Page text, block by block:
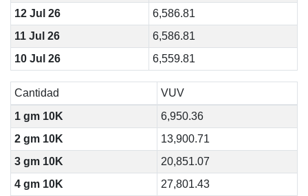
12 Jul 26
6,586.81
11 Jul 26
6,586.81
10 Jul 26
6,559.81
Cantidad
VUV
1 gm 10K
6,950.36
2 gm 10K
13,900.71
3 gm 10K
20,851.07
4 gm 10K
27,801.43